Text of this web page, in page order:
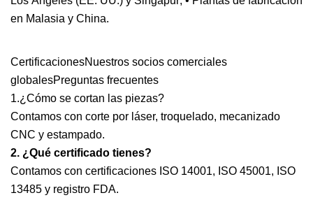
en Malasia y China.
CertificacionesNuestros socios comerciales
globalesPreguntas frecuentes
1.¿Cómo se cortan las piezas?
Contamos con corte por láser, troquelado, mecanizado
CNC y estampado.
2. ¿Qué certificado tienes?
Contamos con certificaciones ISO 14001, ISO 45001, ISO
13485 y registro FDA.